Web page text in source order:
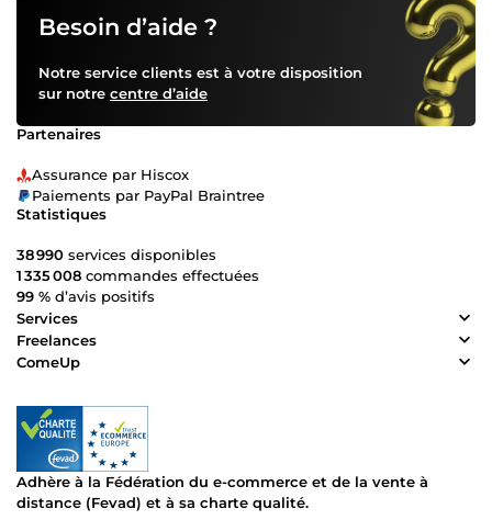
Besoin d’aide ?
Notre service clients est à votre disposition
sur notre centre d’aide
Partenaires
Assurance par Hiscox
Paiements par PayPal Braintree
Statistiques
38 990 services disponibles
1 335 008 commandes effectuées
99 % d’avis positifs
Services
Freelances
ComeUp
Adhère à la Fédération du e-commerce et de la vente à
distance (Fevad) et à sa charte qualité.